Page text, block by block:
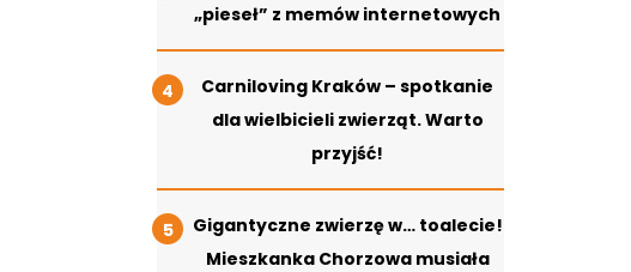
„pieseł” z memów internetowych
Carniloving Kraków – spotkanie
dla wielbicieli zwierząt. Warto
przyjść!
Gigantyczne zwierzę w… toalecie!
Mieszkanka Chorzowa musiała